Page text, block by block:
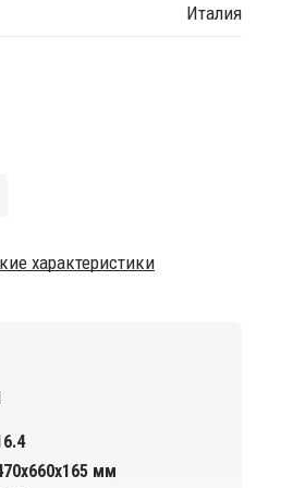
Италия
характеристики
мм